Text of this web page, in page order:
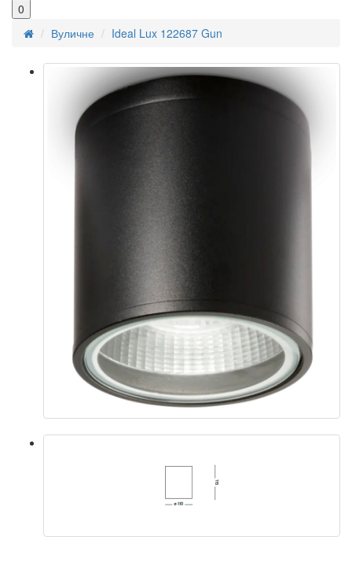
0
Вуличне
Ideal Lux 122687 Gun